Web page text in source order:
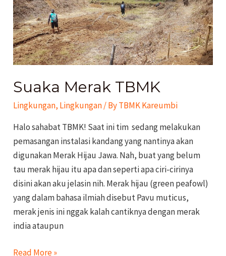
Suaka Merak TBMK
Lingkungan, Lingkungan/ ByTBMK Kareumbi
Halo sahabat TBMK! Saat ini tim sedang melakukan
pemasangan instalasi kandang yang nantinya akan
digunakan Merak Hijau Jawa. Nah, buat yang belum
tau merak hijau itu apa dan seperti apa ciri-cirinya
disini akan aku jelasin nih. Merak hijau (green peafowl)
yang dalam bahasa ilmiah disebut Pavu muticus,
merak jenis ini nggak kalah cantiknya dengan merak
india ataupun
Read More »